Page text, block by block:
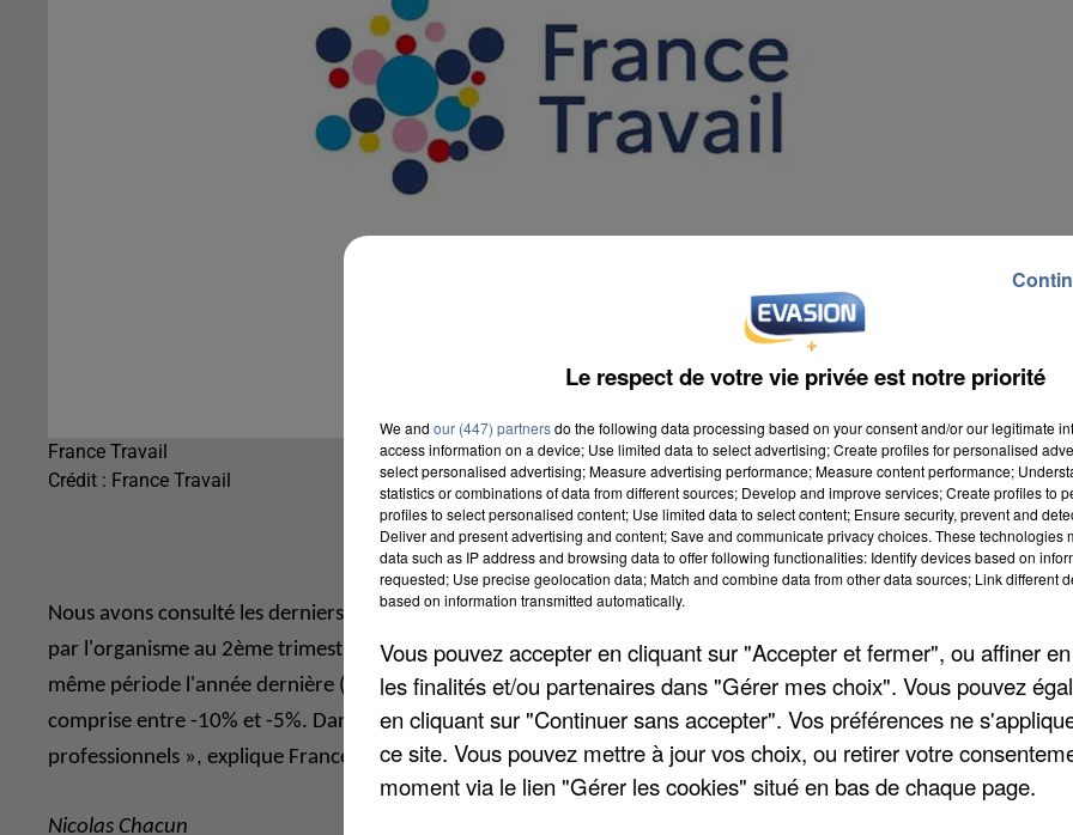
France Travail
Crédit : France Travail
Nous avons consulté les derniers indicateurs publiés par France Travail. Ils couvrent les offres d'emploi diffusées
par l'organisme au 2ème trimestre 2025. Durant cette période, il y en a eu 2,5 millions. C'est -9,2% de moins
même période l'année dernière (soit 256.800). Dans la Somme, la chute du nombre d'offres d'emplois a été
comprise entre -10% et -5%. Dans le pays, « le volume d'offres baisse pour la plupart des domaines
professionnels », explique France Travail.
Nicolas Chacun
Le respect de votre vie privée est notre priorité
We and our (447) partnersdo the following data processing based on your consent and/or our legitimate
access information on a device; Use limited data to select advertising; Create profiles for personalised
select personalised advertising; Measure advertising performance; Measure content performance;
statistics or combinations of data from different sources; Develop and improve services; Create profiles to
profiles to select personalised content; Use limited data to select content; Ensure security, prevent and
Deliver and present advertising and content; Save and communicate privacy choices. These technologies
data such as IP address and browsing data to offer following functionalities: Identify devices based on
requested; Use precise geolocation data; Match and combine data from other data sources; Link different
based on information transmitted automatically.
Vous pouvez accepter en cliquant sur "Accepter et fermer", ou affiner
les finalités et/ou partenaires dans "Gérer mes choix". Vous pouvez
en cliquant sur "Continuer sans accepter". Vos préférences ne
ce site. Vous pouvez mettre à jour vos choix, ou retirer votre
moment via le lien "Gérer les cookies" situé en bas de chaque page.